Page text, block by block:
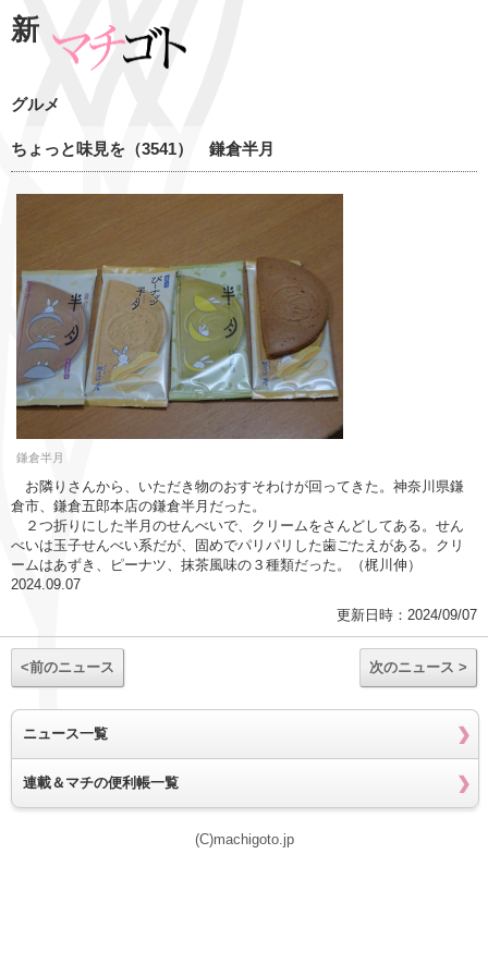
新
グルメ
ちょっと味見を（3541） 鎌倉半月
鎌倉半月
お隣りさんから、いただき物のおすそわけが回ってきた。神奈川県鎌
倉市、鎌倉五郎本店の鎌倉半月だった。
２つ折りにした半月のせんべいで、クリームをさんどしてある。せん
べいは玉子せんべい系だが、固めでパリパリした歯ごたえがある。クリ
ームはあずき、ピーナツ、抹茶風味の３種類だった。（梶川伸）
2024.09.07
更新日時：2024/09/07
<前のニュース 次のニュース >
ニュース一覧
連載＆マチの便利帳一覧
(C)machigoto.jp